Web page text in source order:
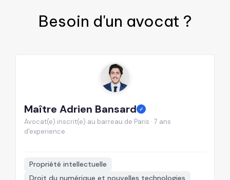
Besoin d'un avocat ?
Maître Adrien Bansard ✓
Avocat(e) inscrit(e) au barreau de Paris · 7 ans
d'experience.
Propriété intellectuelle
Droit du numérique et nouvelles technologies